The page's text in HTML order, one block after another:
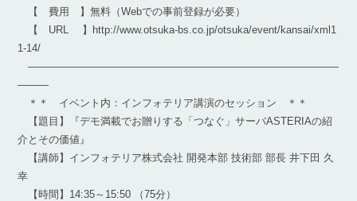
【 費用 】無料（Webでの事前登録が必要）
【 URL 】http://www.otsuka-bs.co.jp/otsuka/event/kansai/xml1
1-14/
――――――――――――――――――――――――――――――
―――
＊＊ イベント内：インフォテリア講演のセッション ＊＊
【題目】『デモ満載でお贈りする「つなぐ」サーバASTERIAの紹
介とその価値』
【講師】インフォテリア株式会社 開発本部 技術部 部長 井下田 久
幸
【時間】14:35～15:50 （75分）